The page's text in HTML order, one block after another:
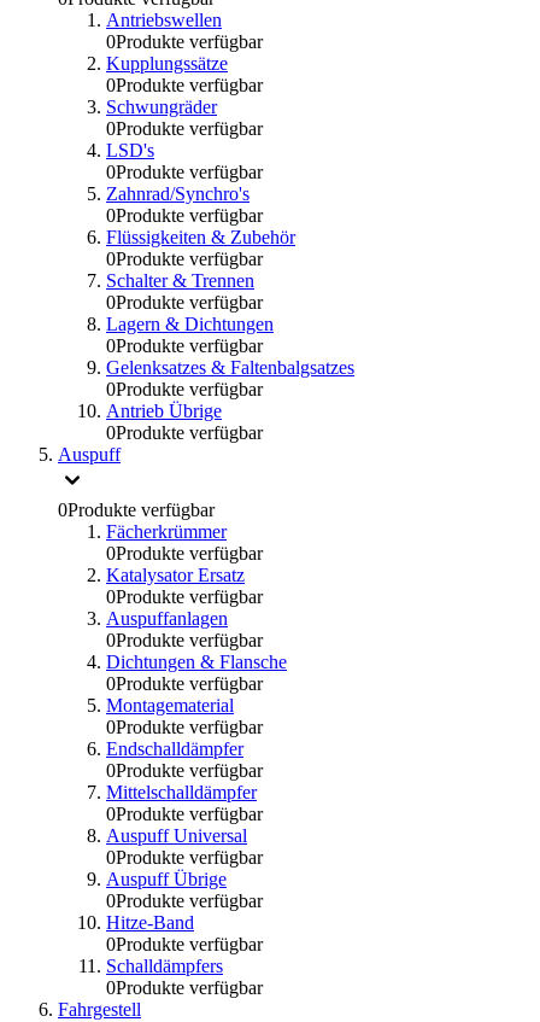
Antriebswellen
0Produkte verfügbar
Kupplungssätze
0Produkte verfügbar
Schwungräder
0Produkte verfügbar
LSD's
0Produkte verfügbar
Zahnrad/Synchro's
0Produkte verfügbar
Flüssigkeiten & Zubehör
0Produkte verfügbar
Schalter & Trennen
0Produkte verfügbar
Lagern & Dichtungen
0Produkte verfügbar
Gelenksatzes & Faltenbalgsatzes
0Produkte verfügbar
Antrieb Übrige
0Produkte verfügbar
Auspuff
0Produkte verfügbar
Fächerkrümmer
0Produkte verfügbar
Katalysator Ersatz
0Produkte verfügbar
Auspuffanlagen
0Produkte verfügbar
Dichtungen & Flansche
0Produkte verfügbar
Montagematerial
0Produkte verfügbar
Endschalldämpfer
0Produkte verfügbar
Mittelschalldämpfer
0Produkte verfügbar
Auspuff Universal
0Produkte verfügbar
Auspuff Übrige
0Produkte verfügbar
Hitze-Band
0Produkte verfügbar
Schalldämpfers
0Produkte verfügbar
Fahrgestell